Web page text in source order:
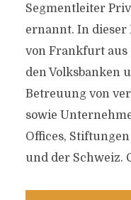
Segmentleiter
ernannt. In
von Frankfurt aus
den Volksbanken
Betreuung von
sowie
Offices,
und der Schweiz.